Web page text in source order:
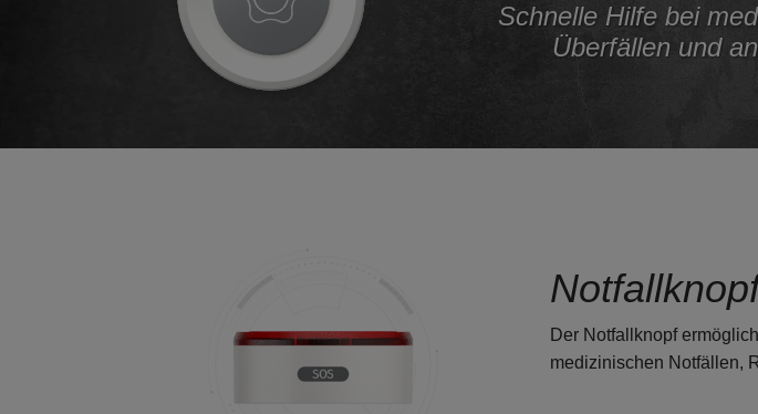
Schnelle Hilfe bei
Überfällen und
Der Notfallknopf
medizinischen Notfällen,